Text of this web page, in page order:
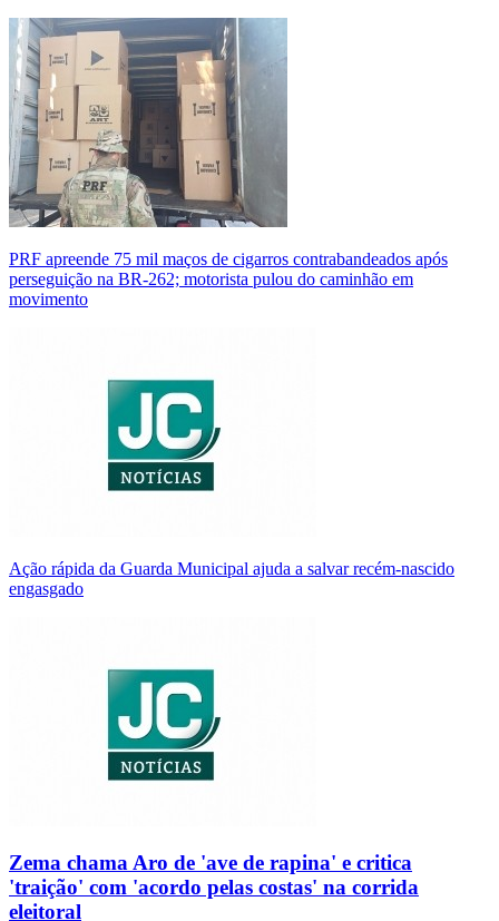
PRF apreende 75 mil maços de cigarros contrabandeados após
perseguição na BR-262; motorista pulou do caminhão em
movimento
Ação rápida da Guarda Municipal ajuda a salvar recém-nascido
engasgado
Zema chama Aro de 'ave de rapina' e critica
'traição' com 'acordo pelas costas' na corrida
eleitoral